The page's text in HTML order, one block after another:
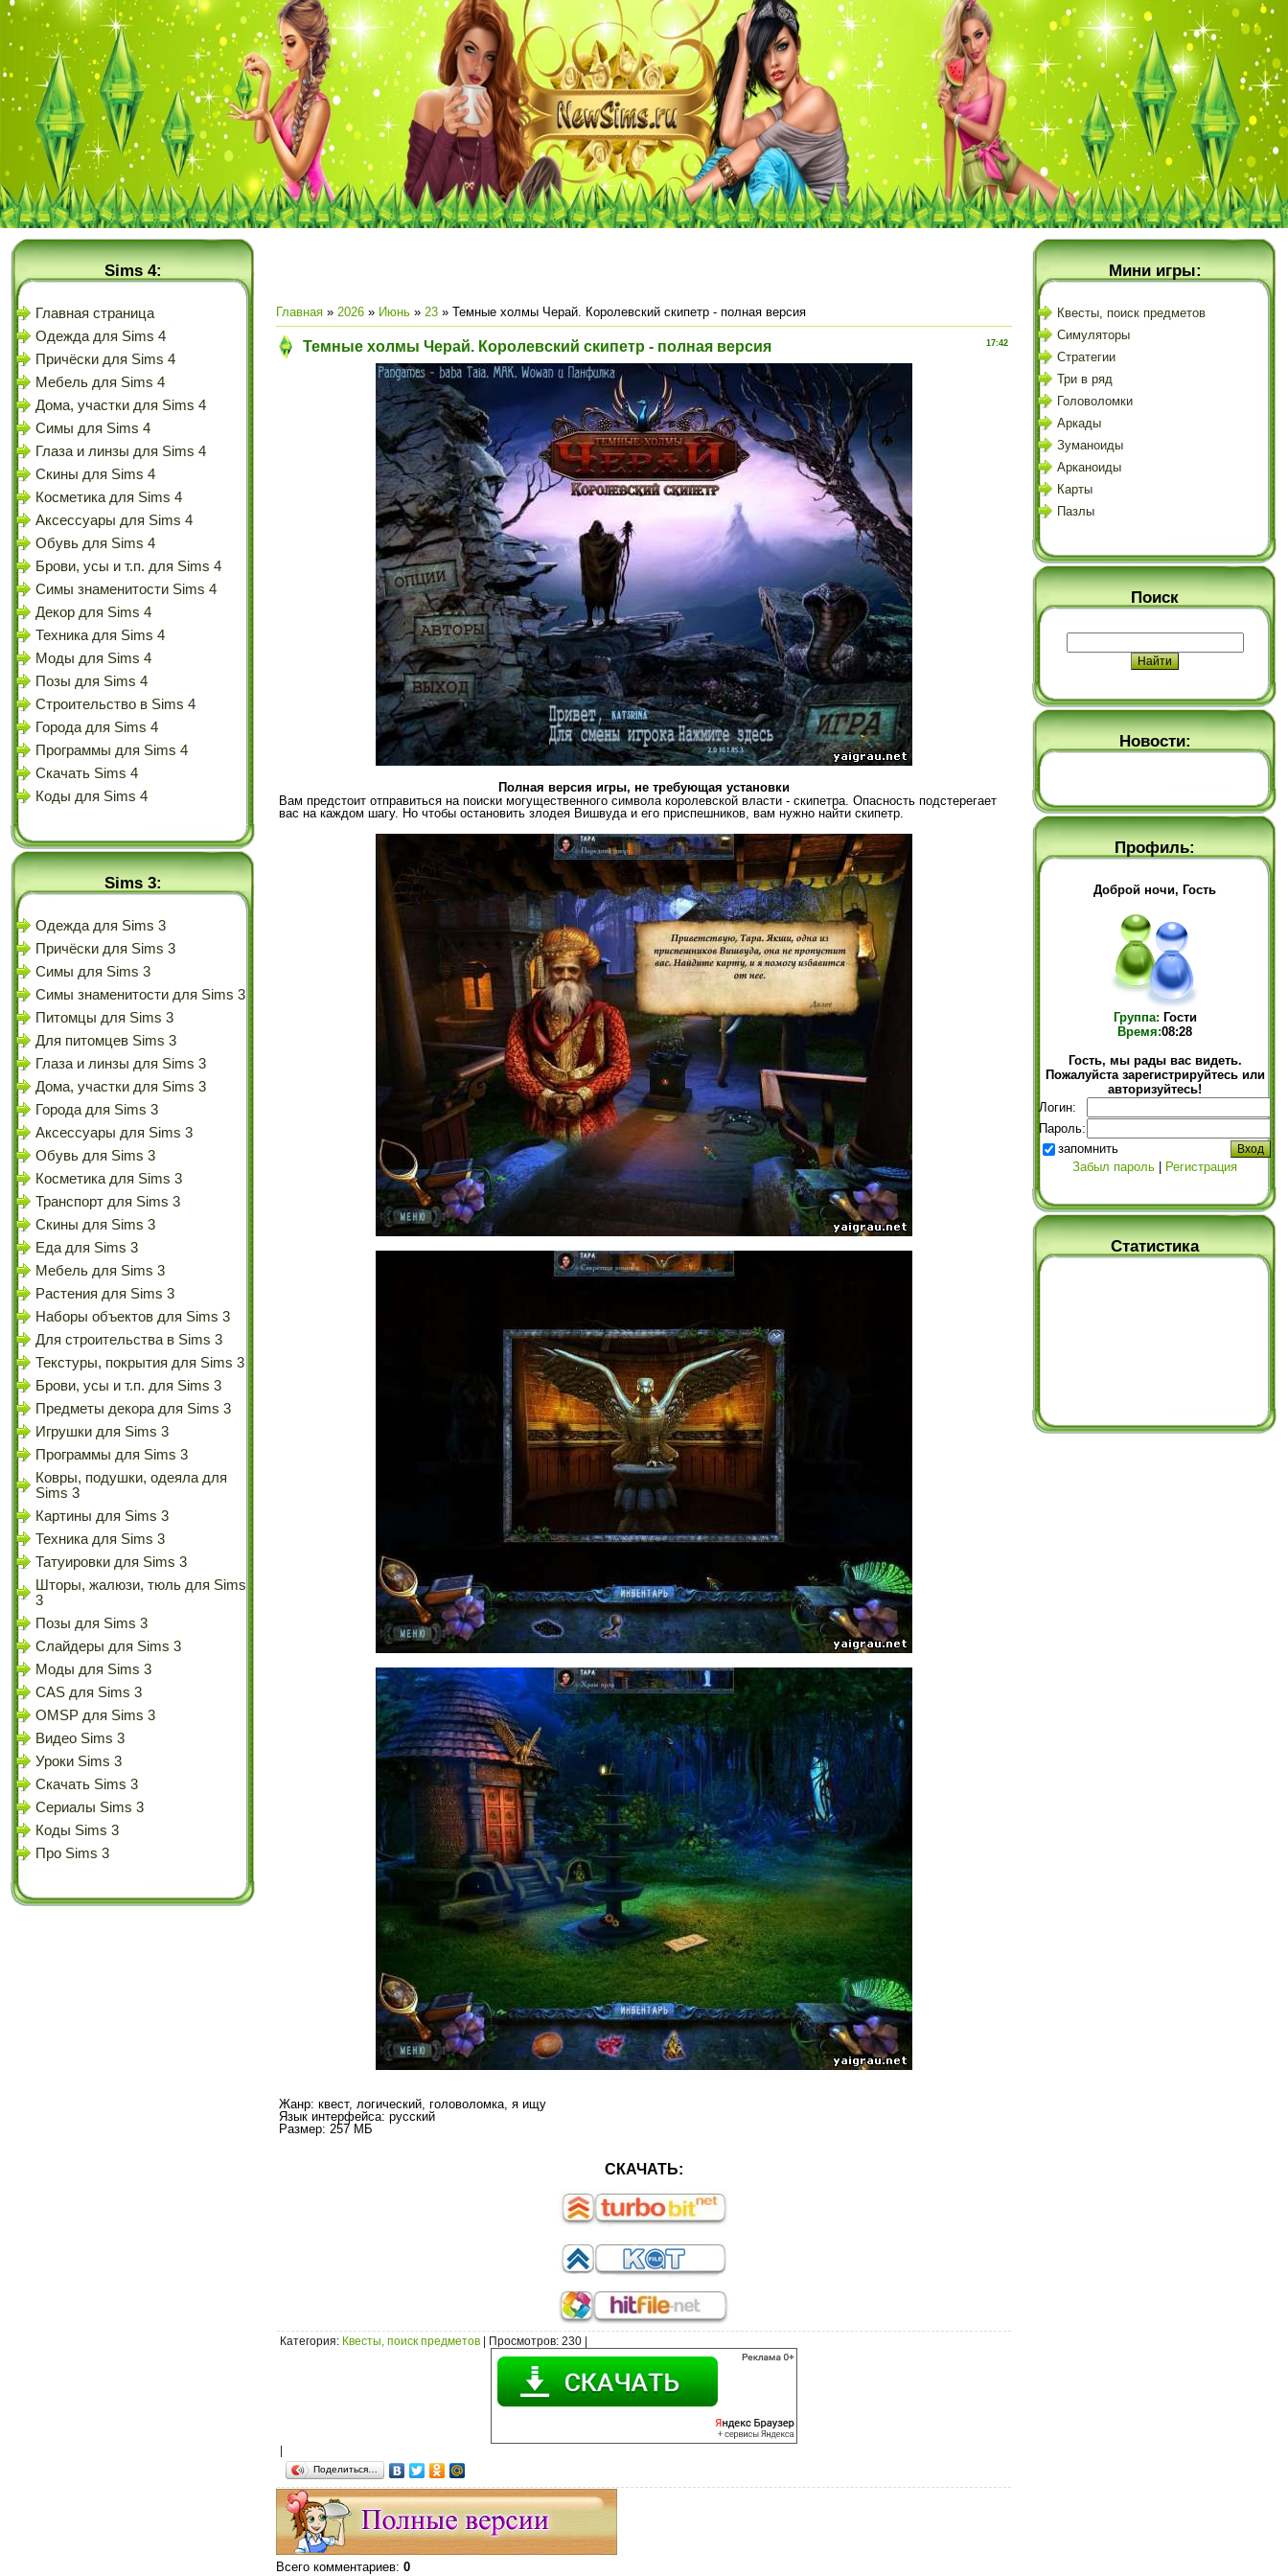
Sims 4:
Главная страница
Одежда для Sims 4
Причёски для Sims 4
Мебель для Sims 4
Дома, участки для Sims 4
Симы для Sims 4
Глаза и линзы для Sims 4
Скины для Sims 4
Косметика для Sims 4
Аксессуары для Sims 4
Обувь для Sims 4
Брови, усы и т.п. для Sims 4
Симы знаменитости Sims 4
Декор для Sims 4
Техника для Sims 4
Моды для Sims 4
Позы для Sims 4
Строительство в Sims 4
Города для Sims 4
Программы для Sims 4
Скачать Sims 4
Коды для Sims 4
Sims 3:
Одежда для Sims 3
Причёски для Sims 3
Симы для Sims 3
Симы знаменитости для Sims 3
Питомцы для Sims 3
Для питомцев Sims 3
Глаза и линзы для Sims 3
Дома, участки для Sims 3
Города для Sims 3
Аксессуары для Sims 3
Обувь для Sims 3
Косметика для Sims 3
Транспорт для Sims 3
Скины для Sims 3
Еда для Sims 3
Мебель для Sims 3
Растения для Sims 3
Наборы объектов для Sims 3
Для строительства в Sims 3
Текстуры, покрытия для Sims 3
Брови, усы и т.п. для Sims 3
Предметы декора для Sims 3
Игрушки для Sims 3
Программы для Sims 3
Ковры, подушки, одеяла для
Sims 3
Картины для Sims 3
Техника для Sims 3
Татуировки для Sims 3
Шторы, жалюзи, тюль для Sims
3
Позы для Sims 3
Слайдеры для Sims 3
Моды для Sims 3
CAS для Sims 3
OMSP для Sims 3
Видео Sims 3
Уроки Sims 3
Скачать Sims 3
Сериалы Sims 3
Коды Sims 3
Про Sims 3
Главная » 2026 » Июнь » 23 » Темные холмы Черай. Королевский скипетр - полная версия
17:42
Темные холмы Черай. Королевский скипетр - полная версия
Полная версия игры, не требующая установки
Вам предстоит отправиться на поиски могущественного символа королевской власти - скипетра. Опасность подстерегает
вас на каждом шагу. Но чтобы остановить злодея Вишвуда и его приспешников, вам нужно найти скипетр.
Жанр: квест, логический, головоломка, я ищу
Язык интерфейса: русский
Размер: 257 МБ
СКАЧАТЬ:
Категория: Квесты, поиск предметов Просмотров: 230 |
Поделиться…
Всего комментариев: 0
Мини игры:
Квесты, поиск предметов
Симуляторы
Стратегии
Три в ряд
Головоломки
Аркады
Зуманоиды
Арканоиды
Карты
Пазлы
Поиск
Новости:
Профиль:
Доброй ночи, Гость
Группа: Гости
Время:08:28
Гость, мы рады вас видеть.
Пожалуйста зарегистрируйтесь или
авторизуйтесь!
Логин:
Пароль:
запомнить
Забыл пароль
Регистрация
Статистика